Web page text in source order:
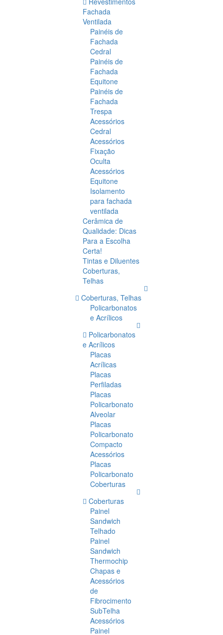
Fachada
Ventilada
Painéis de
Fachada
Cedral
Painéis de
Fachada
Equitone
Painéis de
Fachada
Trespa
Acessórios
Cedral
Acessórios
Fixação
Oculta
Acessórios
Equitone
Isolamento
para fachada
ventilada
Cerâmica de
Qualidade: Dicas
Para a Escolha
Certa!
Tintas e Diluentes
Coberturas,
Telhas
Coberturas, Telhas
Policarbonatos
e Acrílicos
Policarbonatos
e Acrílicos
Placas
Acrílicas
Placas
Perfiladas
Placas
Policarbonato
Alveolar
Placas
Policarbonato
Compacto
Acessórios
Placas
Policarbonato
Coberturas
Coberturas
Painel
Sandwich
Telhado
Painel
Sandwich
Thermochip
Chapas e
Acessórios
de
Fibrocimento
SubTelha
Acessórios
Painel